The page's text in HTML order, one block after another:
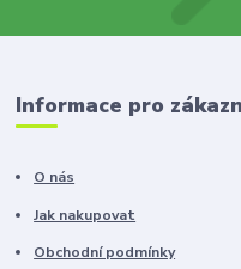
Informace pro
O nás
Jak nakupovat
Obchodní podmínky